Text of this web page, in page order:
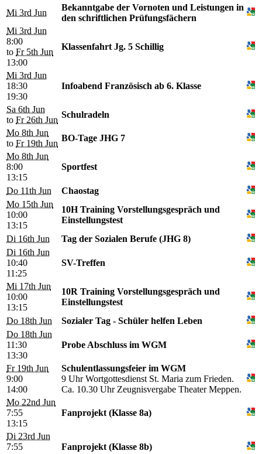
Mi 3rd Jun
Bekanntgabe der Vornoten und Leistungen in
den schriftlichen Prüfungsfächern
Mi 3rd Jun
8:00
to Fr 5th Jun
13:00
Klassenfahrt Jg. 5 Schillig
Mi 3rd Jun
18:30
19:30
Infoabend Französisch ab 6. Klasse
Sa 6th Jun
to Fr 26th Jun
Schulradeln
Mo 8th Jun
to Fr 19th Jun
BO-Tage JHG 7
Mo 8th Jun
8:00
13:15
Sportfest
Do 11th Jun
Chaostag
Mo 15th Jun
10:00
13:15
10H Training Vorstellungsgespräch und
Einstellungstest
Di 16th Jun
Tag der Sozialen Berufe (JHG 8)
Di 16th Jun
10:40
11:25
SV-Treffen
Mi 17th Jun
10:00
13:15
10R Training Vorstellungsgespräch und
Einstellungstest
Do 18th Jun
Sozialer Tag - Schüler helfen Leben
Do 18th Jun
11:30
13:30
Probe Abschluss im WGM
Fr 19th Jun
9:00
14:00
Schulentlassungsfeier im WGM
9 Uhr Wortgottesdienst St. Maria zum Frieden.
Ca. 10.30 Uhr Zeugnisvergabe Theater Meppen.
Mo 22nd Jun
7:55
13:15
Fanprojekt (Klasse 8a)
Di 23rd Jun
7:55
Fanprojekt (Klasse 8b)